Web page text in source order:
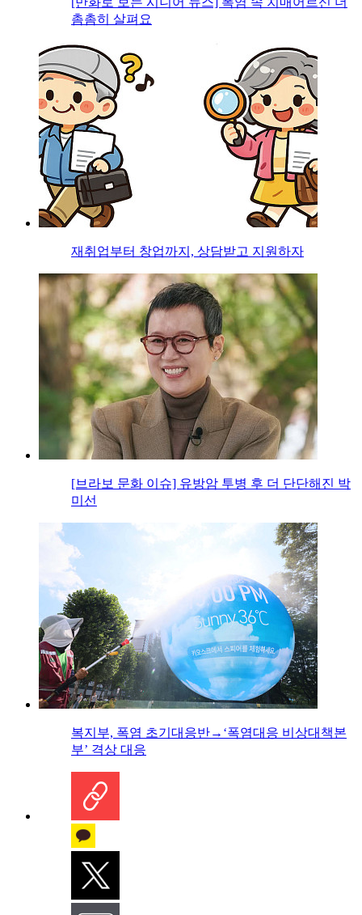
촘촘히 살펴요
재취업부터 창업까지, 상담받고 지원하자
[브라보 문화 이슈] 유방암 투병 후 더 단단해진 박
미선
복지부, 폭염 초기대응반→‘폭염대응 비상대책본
부’ 격상 대응